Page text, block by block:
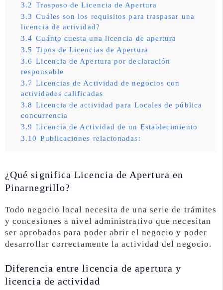
3.2 Traspaso de Licencia de Apertura
3.3 Cuáles son los requisitos para traspasar una
licencia de actividad?
3.4 Cuánto cuesta una licencia de apertura
3.5 Tipos de Licencias de Apertura
3.6 Licencia de Apertura por declaración
responsable
3.7 Licencias de Actividad de negocios con
actividades calificadas
3.8 Licencia de actividad para Locales de pública
concurrencia
3.9 Licencia de Actividad de un Establecimiento
3.10 Publicaciones relacionadas:
¿Qué significa Licencia de Apertura en
Pinarnegrillo?
Todo negocio local necesita de una serie de trámites
y concesiones a nivel administrativo que necesitan
ser aprobados para poder abrir el negocio y poder
desarrollar correctamente la actividad del negocio.
Diferencia entre licencia de apertura y
licencia de actividad